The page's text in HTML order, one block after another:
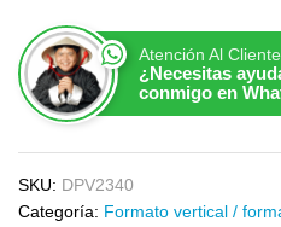
Atención Al Cliente
¿Necesitas
conmigo en
SKU: DPV2340
Categoría: Formato vertical /